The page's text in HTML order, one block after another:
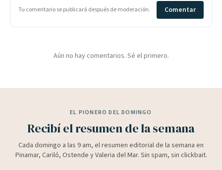
Tu comentario se publicará después de moderación. Comentar
Aún no hay comentarios. Sé el primero.
EL PIONERO DEL DOMINGO
Recibí el resumen de la semana
Cada domingo a las 9 am, el resumen editorial de la semana en
Pinamar, Cariló, Ostende y Valeria del Mar. Sin spam, sin clickbait.